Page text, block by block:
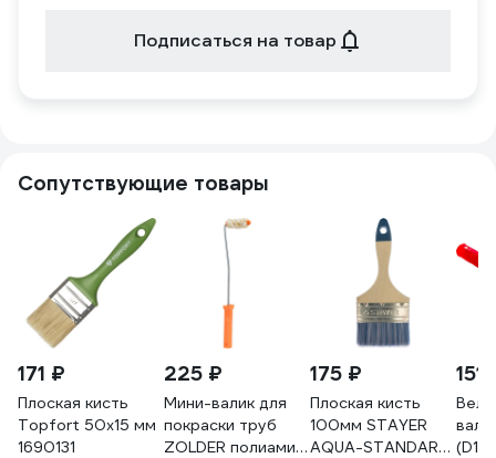
Подписаться на товар
Сопутствующие товары
171 ₽
Плоская кисть
Topfort 50x15 мм
1690131
225 ₽
Мини-валик для
покраски труб
ZOLDER полиамид,
175 ₽
Плоская кисть
100мм STAYER
AQUA-STANDARD
151